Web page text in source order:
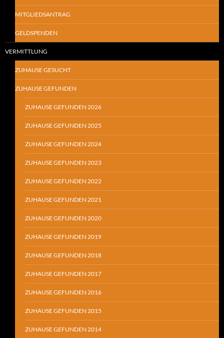
MITGLIEDSANTRAG
GELDSPENDEN
VERMITTLUNG
ZUHAUSE GESUCHT
ZUHAUSE GEFUNDEN
ZUHAUSE GEFUNDEN 2026
ZUHAUSE GEFUNDEN 2025
ZUHAUSE GEFUNDEN 2024
ZUHAUSE GEFUNDEN 2023
ZUHAUSE GEFUNDEN 2022
ZUHAUSE GEFUNDEN 2021
ZUHAUSE GEFUNDEN 2020
ZUHAUSE GEFUNDEN 2019
ZUHAUSE GEFUNDEN 2018
ZUHAUSE GEFUNDEN 2017
ZUHAUSE GEFUNDEN 2016
ZUHAUSE GEFUNDEN 2015
ZUHAUSE GEFUNDEN 2014